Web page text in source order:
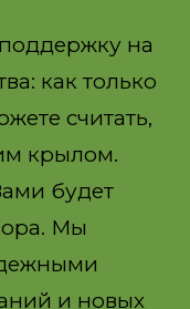
на
как только
считать,
крылом.
будет
Мы
и новых